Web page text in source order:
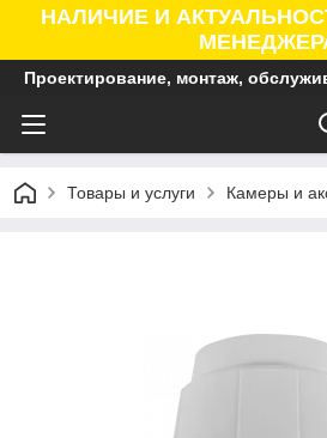
НАЛИЧИЕ И
Проектирование, монтаж,
Товары и услуги Камеры и